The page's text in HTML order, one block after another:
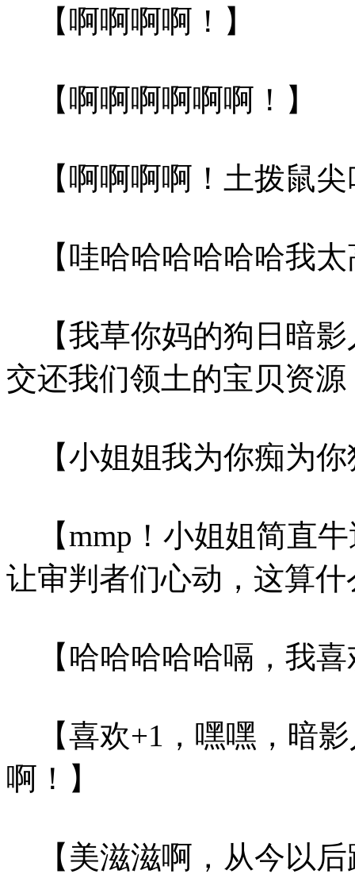
【啊啊啊啊！】
【啊啊啊啊啊啊！】
【啊啊啊啊！土拨鼠尖
【哇哈哈哈哈哈哈我太
【我草你妈的狗日暗影
交还我们领土的宝贝资源
【小姐姐我为你痴为你
【mmp！小姐姐简直
让审判者们心动，这算
【哈哈哈哈哈嗝，我喜
【喜欢+1，嘿嘿，暗
啊！】
【美滋滋啊，从今以后